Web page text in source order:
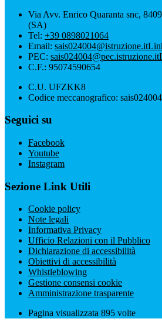
Via Avv. Enrico Quaranta snc,
(SA)
Tel: +39 0898021064
Email: sais024004@istruzione.it
PEC: sais024004@pec.istruzione.it
C.F.: 95074590654
C.U. UFZKK8
Codice meccanografico: sais024004
Seguici su
Facebook
Youtube
Instagram
Sezione Link Utili
Cookie policy
Note legali
Informativa Privacy
Ufficio Relazioni con il Pubblico
Dichiarazione di accessibilità
Obiettivi di accessibilità
Whistleblowing
Gestione consensi cookie
Amministrazione trasparente
Pagina visualizzata 895 volte